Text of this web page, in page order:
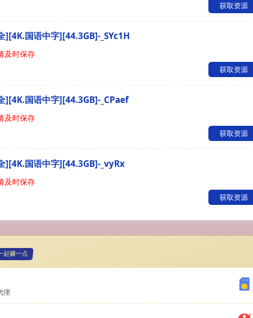
获取资源
][4K.国语中字][44.3GB]-_SYc1H
及时保存
获取资源
][4K.国语中字][44.3GB]-_CPaef
及时保存
获取资源
][4K.国语中字][44.3GB]-_vyRx
及时保存
获取资源
起赚一点
理